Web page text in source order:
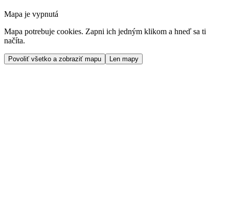
Mapa je vypnutá
Mapa potrebuje cookies. Zapni ich jedným klikom a hneď sa ti
načíta.
Povoliť všetko a zobraziť mapu Len mapy